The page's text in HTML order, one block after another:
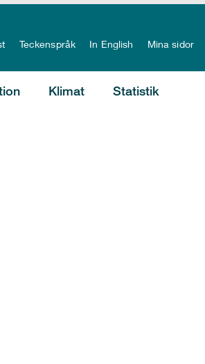
Teckenspråk In English Mina sidor
Klimat Statistik